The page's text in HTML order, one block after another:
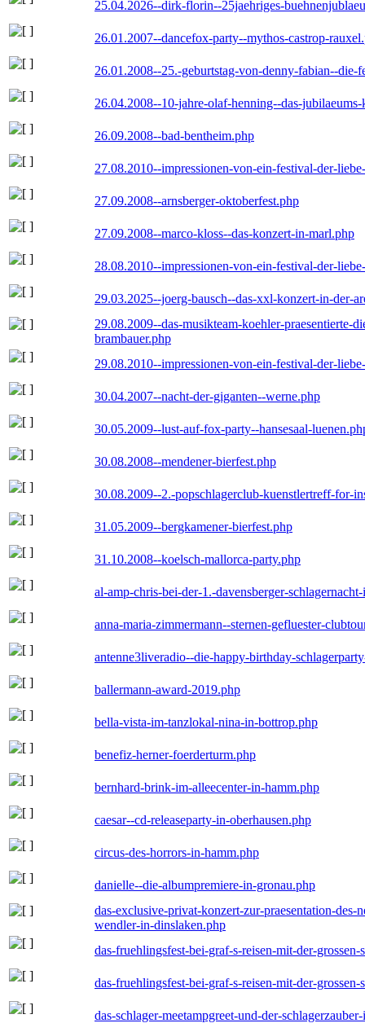
25.04.2026--dirk-florin--25jaehriges-
26.01.2007--dancefox-party--mythos-castrop-
26.01.2008--25.-geburtstag-von-denny-fabian--die-
26.04.2008--10-jahre-olaf-henning--das-
26.09.2008--bad-bentheim.php
27.08.2010--impressionen-von-ein-festival-der-
27.09.2008--arnsberger-oktoberfest.php
27.09.2008--marco-kloss--das-konzert-in-marl.php
28.08.2010--impressionen-von-ein-festival-der-
29.03.2025--joerg-bausch--das-xxl-konzert-in-der-
29.08.2009--das-musikteam-koehler-praesentierte-
brambauer.php
29.08.2010--impressionen-von-ein-festival-der-
30.04.2007--nacht-der-giganten--werne.php
30.05.2009--lust-auf-fox-party--hansesaal-
30.08.2008--mendener-bierfest.php
30.08.2009--2.-popschlagerclub-kuenstlertreff-for-
31.05.2009--bergkamener-bierfest.php
31.10.2008--koelsch-mallorca-party.php
al-amp-chris-bei-der-1.-davensberger-
anna-maria-zimmermann--sternen-gefluester-
antenne3liveradio--die-happy-birthday-
ballermann-award-2019.php
bella-vista-im-tanzlokal-nina-in-bottrop.php
benefiz-herner-foerderturm.php
bernhard-brink-im-alleecenter-in-hamm.php
caesar--cd-releaseparty-in-oberhausen.php
circus-des-horrors-in-hamm.php
danielle--die-albumpremiere-in-gronau.php
das-exclusive-privat-konzert-zur-praesentation-
wendler-in-dinslaken.php
das-fruehlingsfest-bei-graf-s-reisen-mit-der-
das-fruehlingsfest-bei-graf-s-reisen-mit-der-
das-schlager-meetampgreet-und-der-